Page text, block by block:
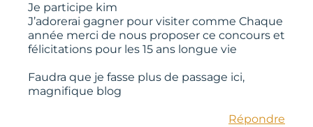
Je participe kim
J’adorerai gagner pour visiter comme Chaque
année merci de nous proposer ce concours et
félicitations pour les 15 ans longue vie
Faudra que je fasse plus de passage ici,
magnifique blog
Répondre